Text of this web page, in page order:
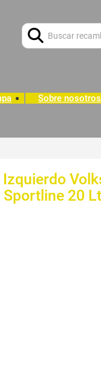
Sobre nosotros
20